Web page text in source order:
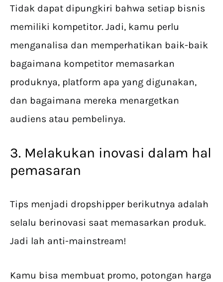
Tidak dapat dipungkiri bahwa setiap bisnis
memiliki kompetitor. Jadi, kamu perlu
menganalisa dan memperhatikan baik-baik
bagaimana kompetitor memasarkan
produknya, platform apa yang digunakan,
dan bagaimana mereka menargetkan
audiens atau pembelinya.
3. Melakukan inovasi dalam hal
pemasaran
Tips menjadi dropshipper berikutnya adalah
selalu berinovasi saat memasarkan produk.
Jadi lah anti-mainstream!
Kamu bisa membuat promo, potongan harga